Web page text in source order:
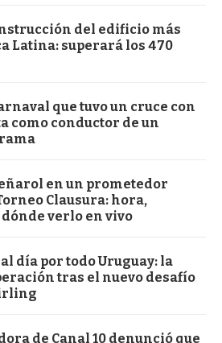
del edificio más
Latina: superará los 470
que tuvo un cruce con
como conductor de un
en un prometedor
Clausura: hora,
verlo en vivo
día por todo Uruguay: la
tras el nuevo desafío
de Canal 10 denunció que